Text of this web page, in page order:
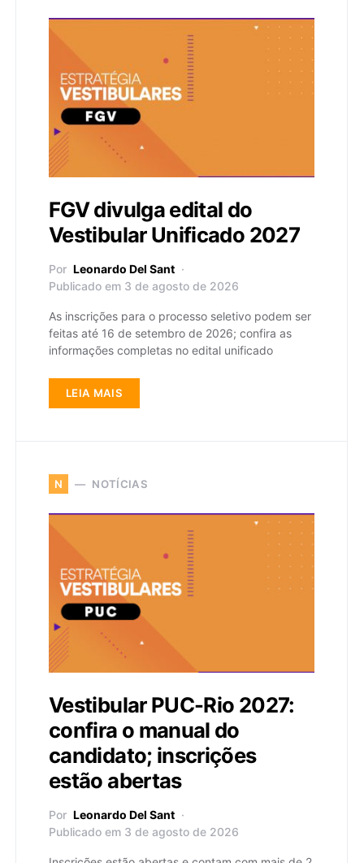
FGV divulga edital do
Vestibular Unificado 2027
Por Leonardo Del Sant
Publicado em 3 de agosto de 2026
As inscrições para o processo seletivo podem ser
feitas até 16 de setembro de 2026; confira as
informações completas no edital unificado
LEIA MAIS
N NOTÍCIAS
Vestibular PUC-Rio 2027:
confira o manual do
candidato; inscrições
estão abertas
Por Leonardo Del Sant
Publicado em 3 de agosto de 2026